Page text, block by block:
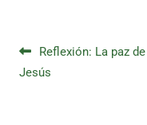
Reflexión: La paz de
Jesús